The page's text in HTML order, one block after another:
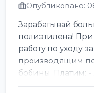
Опубликовано:
Зарабатывай
полиэтилена!
работу по уходу
производящим
бобины. Платим: -
для синих бумаг и